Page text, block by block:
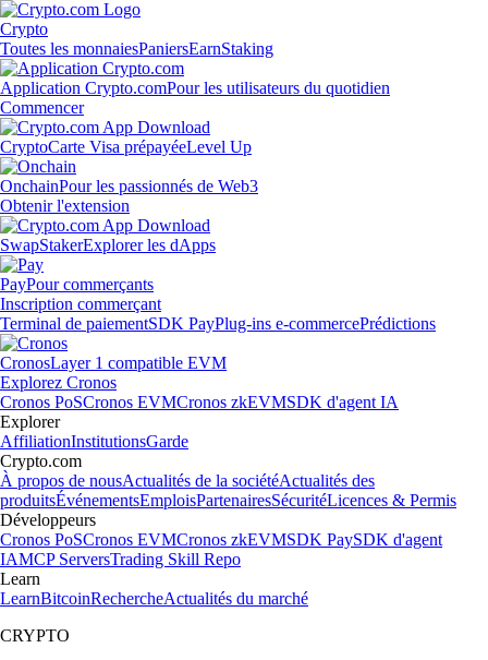
Crypto
Toutes les monnaiesPaniersEarnStaking
Application Crypto.comPour les utilisateurs du quotidien
Commencer
CryptoCarte Visa prépayéeLevel Up
OnchainPour les passionnés de Web3
Obtenir l'extension
SwapStakerExplorer les dApps
PayPour commerçants
Inscription commerçant
Terminal de paiementSDK PayPlug-ins e-commercePrédictions
CronosLayer 1 compatible EVM
Explorez Cronos
Cronos PoSCronos EVMCronos zkEVMSDK d'agent IA
Explorer
AffiliationInstitutionsGarde
Crypto.com
À propos de nousActualités de la sociétéActualités des
produitsÉvénementsEmploisPartenairesSécuritéLicences & Permis
Développeurs
Cronos PoSCronos EVMCronos zkEVMSDK PaySDK d'agent
IAMCP ServersTrading Skill Repo
Learn
LearnBitcoinRechercheActualités du marché
CRYPTO